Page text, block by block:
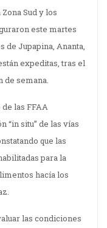
Sud y los
este martes
de Jupapina, Ananta,
expeditas, tras el
de semana.
las FFAA
“in situ” de las vías
que las
para la
hacía los
las condiciones